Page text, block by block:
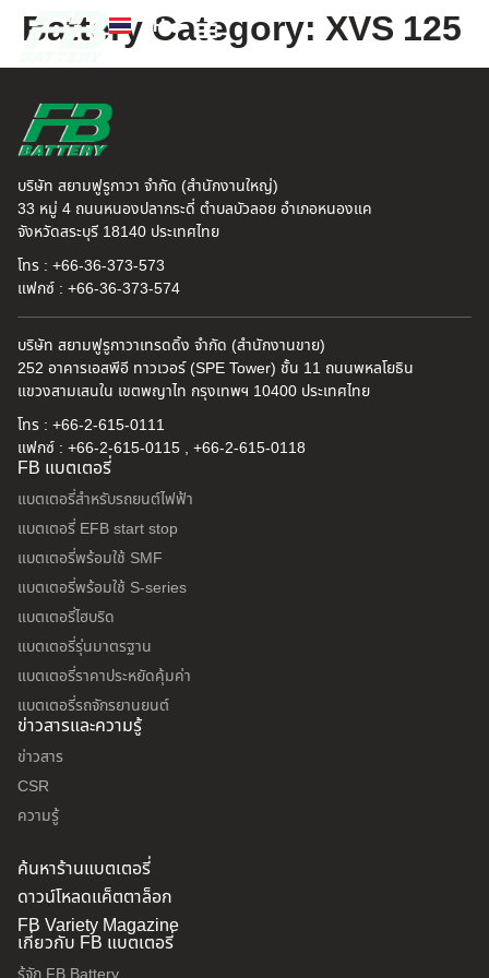
TH
EN
Battery Category: XVS 125
บริษัท สยามฟูรูกาวา จำกัด (สำนักงานใหญ่)
33 หมู่ 4 ถนนหนองปลากระดี่ ตำบลบัวลอย อำเภอหนองแค
จังหวัดสระบุรี 18140 ประเทศไทย
โทร : +66-36-373-573
แฟกซ์ : +66-36-373-574
บริษัท สยามฟูรูกาวาเทรดดิ้ง จำกัด (สำนักงานขาย)
252 อาคารเอสพีอี ทาวเวอร์ (SPE Tower) ชั้น 11 ถนนพหลโยธิน
แขวงสามเสนใน เขตพญาไท กรุงเทพฯ 10400 ประเทศไทย
โทร : +66-2-615-0111
แฟกซ์ : +66-2-615-0115 , +66-2-615-0118
FB แบตเตอรี่
แบตเตอรี่สำหรับรถยนต์ไฟฟ้า
แบตเตอรี่ EFB start stop
แบตเตอรี่พร้อมใช้ SMF
แบตเตอรี่พร้อมใช้ S-series
แบตเตอรี่ไฮบริด
แบตเตอรี่รุ่นมาตรฐาน
แบตเตอรี่ราคาประหยัดคุ้มค่า
แบตเตอรี่รถจักรยานยนต์
ข่าวสารและความรู้
ข่าวสาร
CSR
ความรู้
ค้นหาร้านแบตเตอรี่
ดาวน์โหลดแค็ตตาล็อก
FB Variety Magazine
เกี่ยวกับ FB แบตเตอรี่